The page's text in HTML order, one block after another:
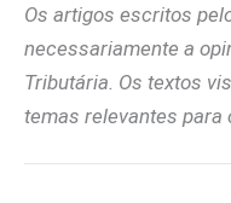
Os artigos escritos
necessariamente a
Tributária. Os textos
temas relevantes para